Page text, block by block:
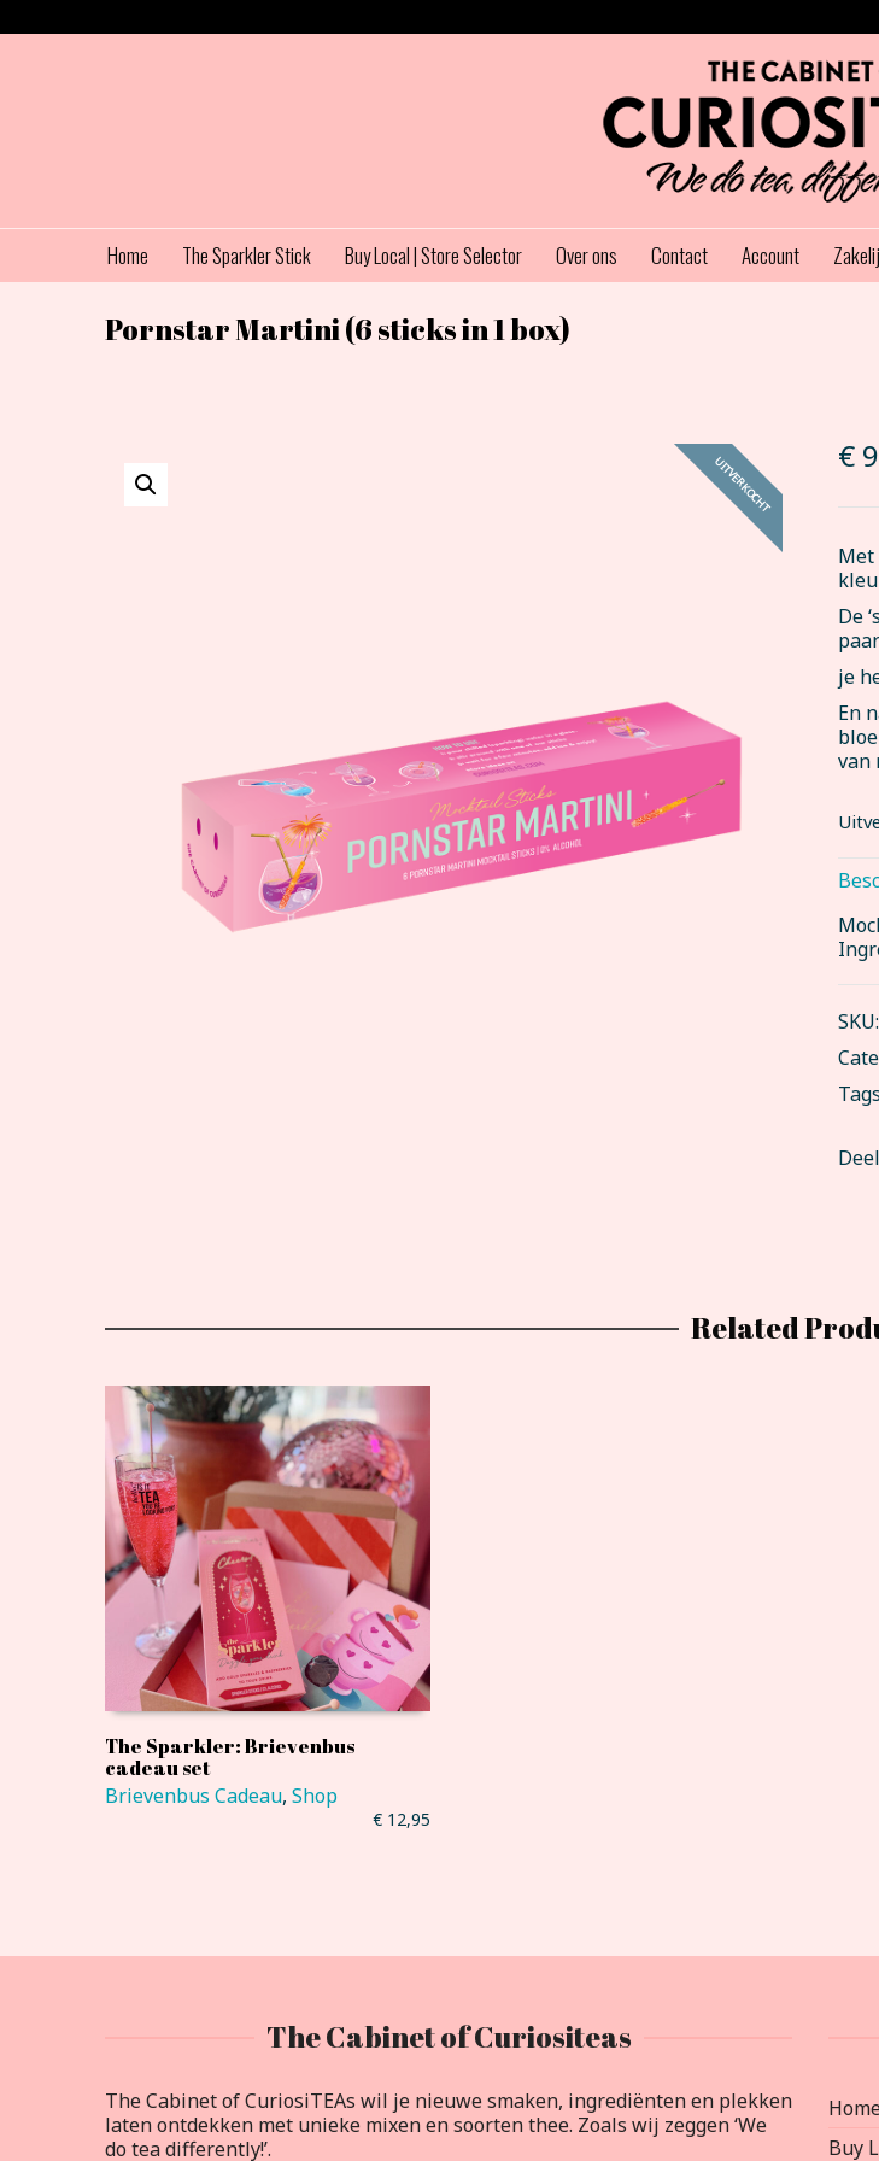
Home The Sparkler Stick Buy Local | Store Selector Over ons Contact Account
Pornstar Martini (6 sticks in 1 box)
UITVERKOCHT €
Met
De
je
En
van
SKU:
Deel
Related
The Sparkler: Brievenbus
cadeau set
Brievenbus Cadeau, Shop
€ 12,95
The Cabinet of Curiositeas
The Cabinet of CuriosiTEAs wil je nieuwe smaken, ingrediënten en plekken
laten ontdekken met unieke mixen en soorten thee. Zoals wij zeggen ‘We
do tea differently!’.
Buy